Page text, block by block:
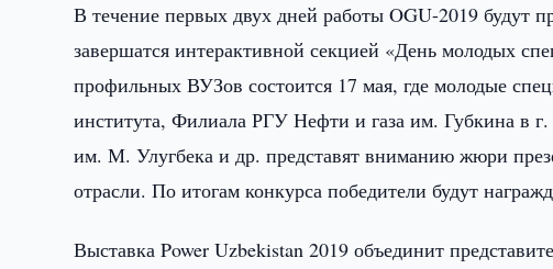
В течение первых двух дней работы OGU-2019 будут
завершатся интерактивной секцией «День молодых
профильных ВУЗов состоится 17 мая, где молодые
института, Филиала РГУ Нефти и газа им. Губкина в
им. М. Улугбека и др. представят вниманию жюри
отрасли. По итогам конкурса победители будут
Выставка Power Uzbekistan 2019 объединит